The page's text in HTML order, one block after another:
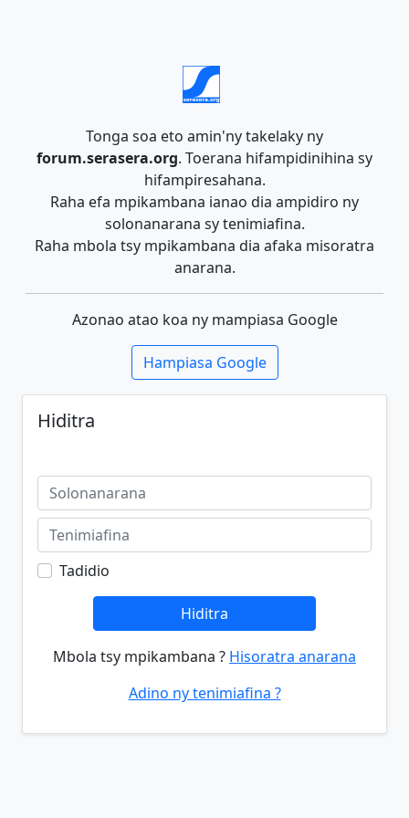
Tonga soa eto amin'ny takelaky ny
forum.serasera.org. Toerana hifampidinihina sy
hifampiresahana.
Raha efa mpikambana ianao dia ampidiro ny
solonanarana sy tenimiafina.
Raha mbola tsy mpikambana dia afaka misoratra
anarana.
Azonao atao koa ny mampiasa Google
Hampiasa Google
Hiditra
Tadidio
Hiditra
Mbola tsy mpikambana ? Hisoratra anarana
Adino ny tenimiafina ?